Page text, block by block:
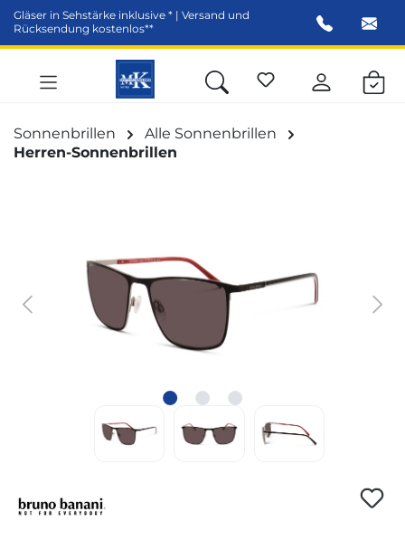
springen
Gläser in Sehstärke inklusive * | Versand und
Rücksendung kostenlos**
Sonnenbrillen
Alle Sonnenbrillen
Herren-Sonnenbrillen